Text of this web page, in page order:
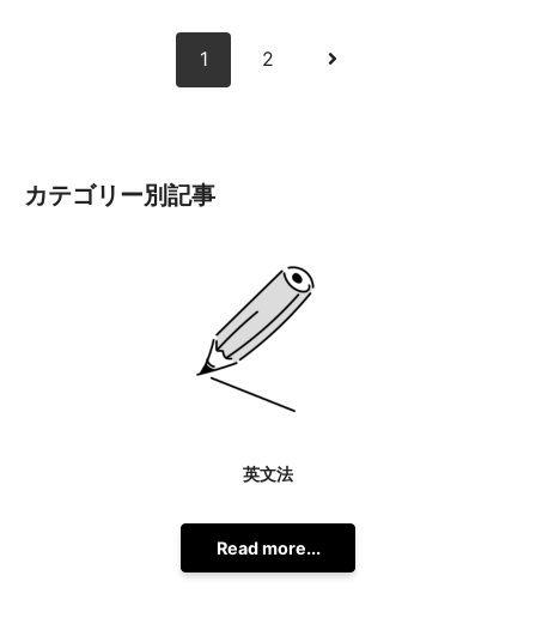
1 2 次
カテゴリー別記事
英文法
Read more...